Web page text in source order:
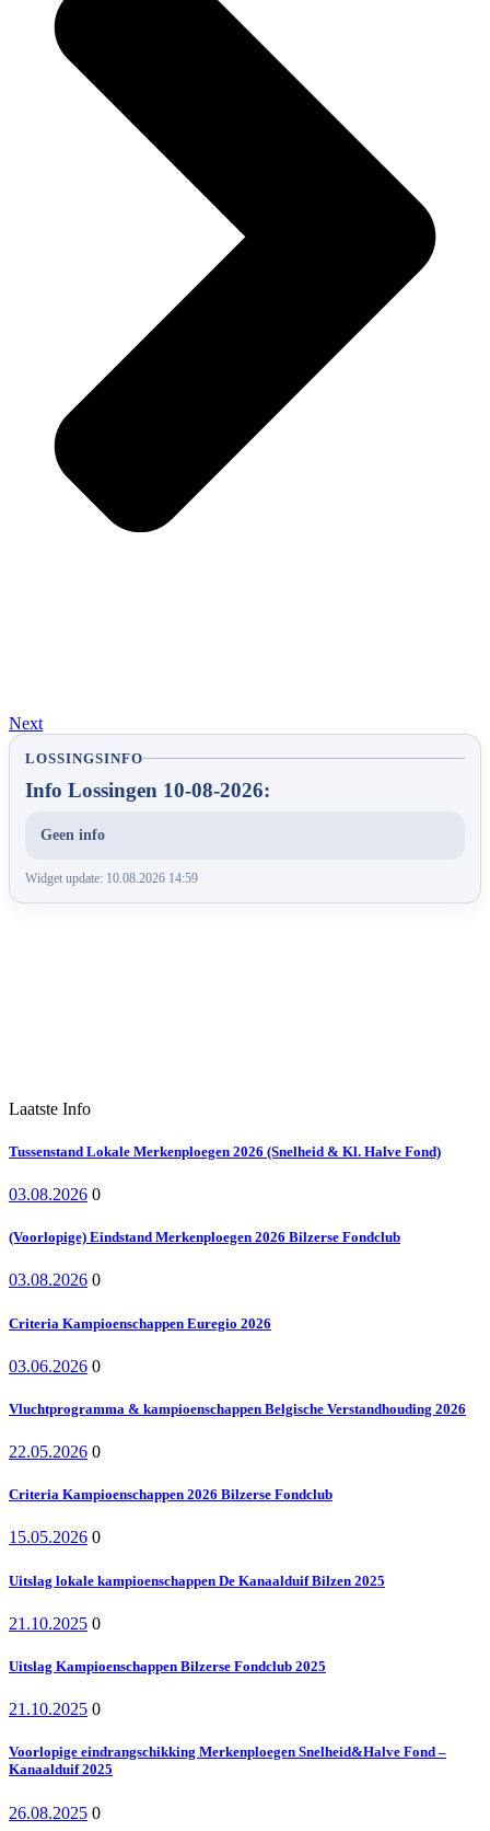
Next
LOSSINGSINFO
Info Lossingen 10-08-2026:
Geen info
Widget update: 10.08.2026 14:59
Laatste Info
Tussenstand Lokale Merkenploegen 2026 (Snelheid & Kl. Halve Fond)
03.08.2026 0
(Voorlopige) Eindstand Merkenploegen 2026 Bilzerse Fondclub
03.08.2026 0
Criteria Kampioenschappen Euregio 2026
03.06.2026 0
Vluchtprogramma & kampioenschappen Belgische Verstandhouding 2026
22.05.2026 0
Criteria Kampioenschappen 2026 Bilzerse Fondclub
15.05.2026 0
Uitslag lokale kampioenschappen De Kanaalduif Bilzen 2025
21.10.2025 0
Uitslag Kampioenschappen Bilzerse Fondclub 2025
21.10.2025 0
Voorlopige eindrangschikking Merkenploegen Snelheid&Halve Fond –
Kanaalduif 2025
26.08.2025 0